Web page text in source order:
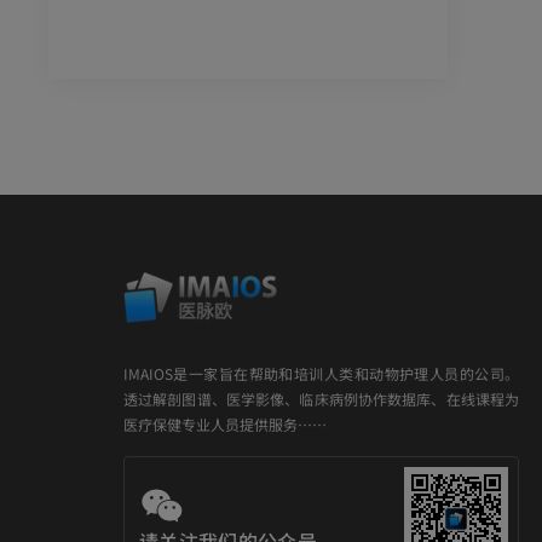
IMAIOS是一家旨在帮助和培训人类和动物护理人员的公司。
透过解剖图谱、医学影像、临床病例协作数据库、在线课程为
医疗保健专业人员提供服务……